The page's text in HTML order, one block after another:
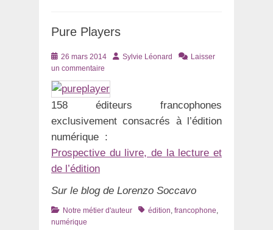
Pure Players
Posté
le
26 mars 2014 AuteurSylvie Léonard
Laisser
un commentaire
158 éditeurs francophones
exclusivement consacrés à l’édition
numérique :
Prospective du livre, de la lecture et
de l’édition
Sur le blog de Lorenzo Soccavo
Catégories
Notre métier d'auteur Tagsédition, francophone,
numérique